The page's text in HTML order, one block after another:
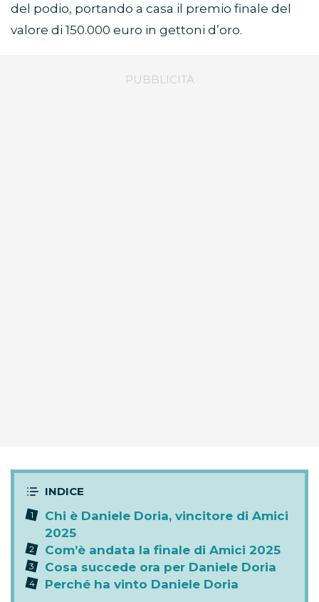
del podio, portando a casa il premio finale del
valore di 150.000 euro in gettoni d’oro.
Chi è Daniele Doria, vincitore di Amici
2025
Com’è andata la finale di Amici 2025
Cosa succede ora per Daniele Doria
Perché ha vinto Daniele Doria